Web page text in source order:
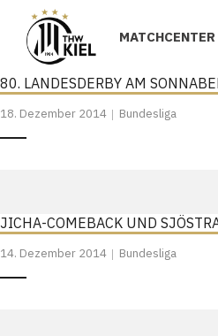
MATCHCENTER
80. LANDESDERBY AM
18. Dezember 2014 Bundesliga
JICHA-COMEBACK UND
14. Dezember 2014 Bundesliga